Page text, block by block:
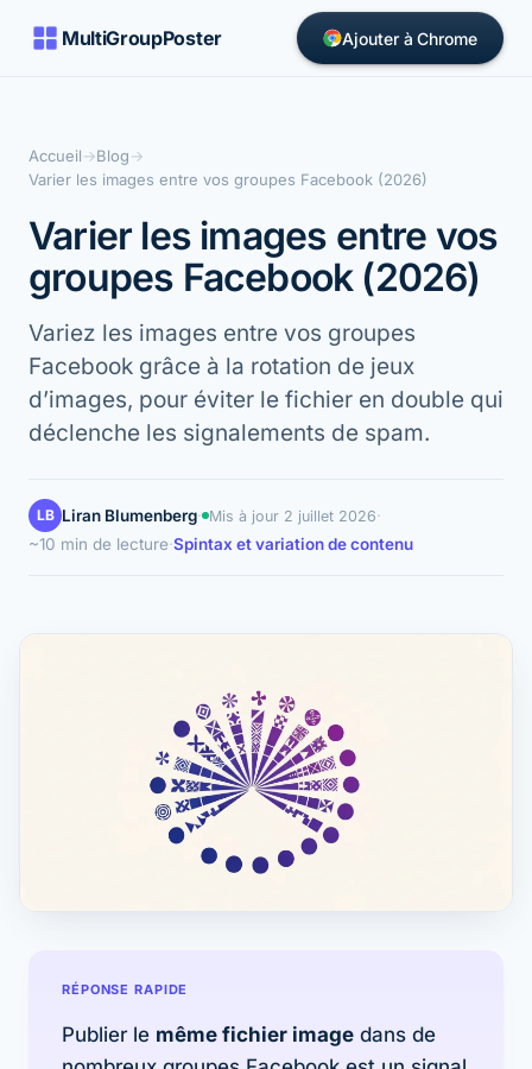
MultiGroupPoster Ajouter à Chrome
Accueil→Blog→
Varier les images entre vos groupes Facebook (2026)
Varier les images entre vos
groupes Facebook (2026)
Variez les images entre vos groupes
Facebook grâce à la rotation de jeux
d’images, pour éviter le fichier en double qui
déclenche les signalements de spam.
LB Liran Blumenberg· Mis à jour 2 juillet 2026·
~10 min de lecture·Spintax et variation de contenu
RÉPONSE RAPIDE
Publier le même fichier image dans de